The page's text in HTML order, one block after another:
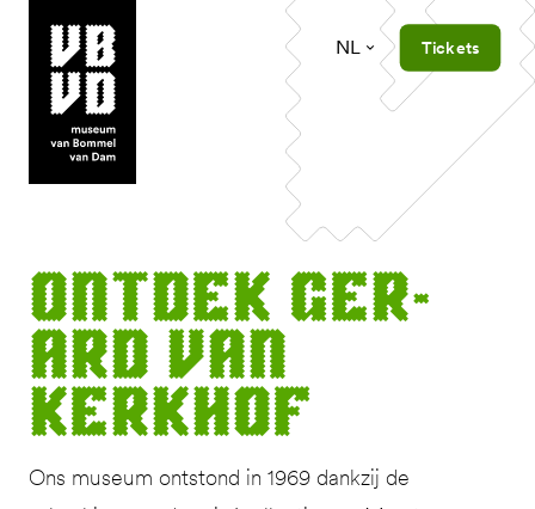
museum van Bommel van Dam
NL Tickets
Ont­dek Ger­
ard van
Kerkhof
Ons museum ontstond in 1969 dankzij de